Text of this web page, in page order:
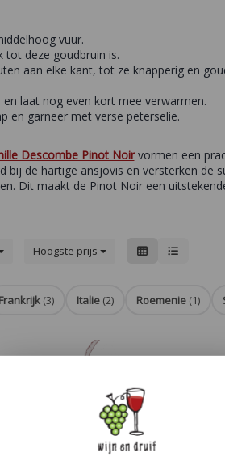
vuur.
tot deze goudbruin is.
aan elke kant, tot ze knapperig en
laat nog even kort mee verwarmen.
en garneer met verse peterselie.
Descombe Pinot Noirvormen een
bij de hartige ansjovis en versterken de
Dit maakt de Pinot Noir een
Hoogste prijs
Frankrijk (3) Italie (2) Roemenie (1)